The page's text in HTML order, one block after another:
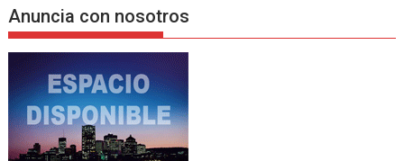
Anuncia con nosotros